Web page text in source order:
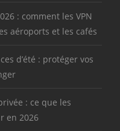
: comment les VPN
aéroports et les cafés
d’été : protéger vos
: ce que les
en 2026